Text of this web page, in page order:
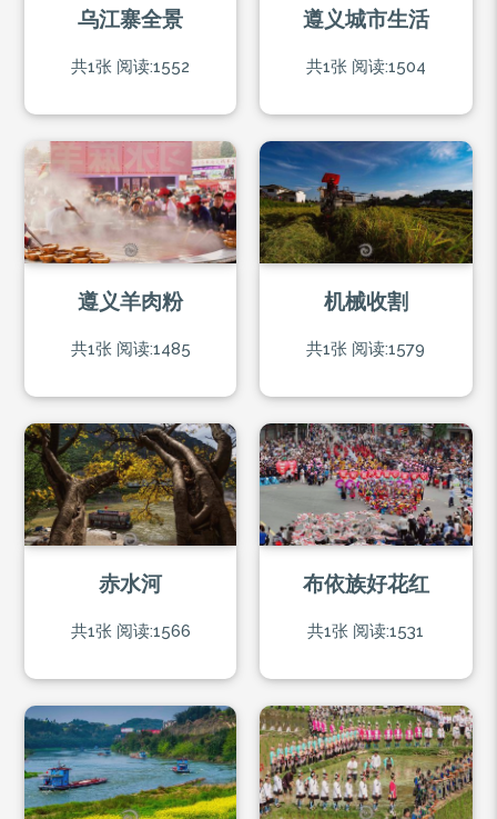
乌江寨全景
共1张 阅读:1552
遵义城市生活
共1张 阅读:1504
遵义羊肉粉
共1张 阅读:1485
机械收割
共1张 阅读:1579
赤水河
共1张 阅读:1566
布依族好花红
共1张 阅读:1531